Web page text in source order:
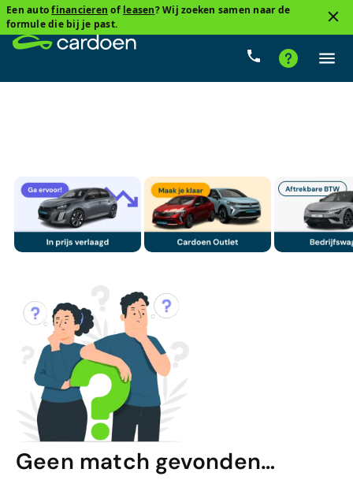
Een autofinancieren of leasen? Wij zoeken samen naar de
formule die bij je past.
Type versnelling
Geen match gevonden…